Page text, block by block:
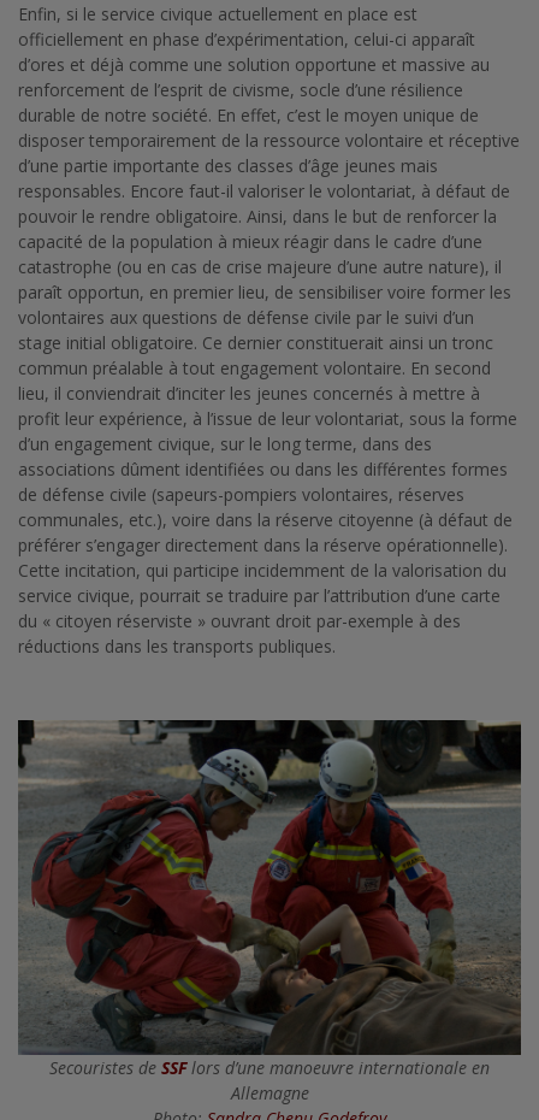
Enfin, si le service civique actuellement en place est
officiellement en phase d’expérimentation, celui-ci apparaît
d’ores et déjà comme une solution opportune et massive au
renforcement de l’esprit de civisme, socle d’une résilience
durable de notre société. En effet, c’est le moyen unique de
disposer temporairement de la ressource volontaire et réceptive
d’une partie importante des classes d’âge jeunes mais
responsables. Encore faut-il valoriser le volontariat, à défaut de
pouvoir le rendre obligatoire. Ainsi, dans le but de renforcer la
capacité de la population à mieux réagir dans le cadre d’une
catastrophe (ou en cas de crise majeure d’une autre nature), il
paraît opportun, en premier lieu, de sensibiliser voire former les
volontaires aux questions de défense civile par le suivi d’un
stage initial obligatoire. Ce dernier constituerait ainsi un tronc
commun préalable à tout engagement volontaire. En second
lieu, il conviendrait d’inciter les jeunes concernés à mettre à
profit leur expérience, à l’issue de leur volontariat, sous la forme
d’un engagement civique, sur le long terme, dans des
associations dûment identifiées ou dans les différentes formes
de défense civile (sapeurs-pompiers volontaires, réserves
communales, etc.), voire dans la réserve citoyenne (à défaut de
préférer s’engager directement dans la réserve opérationnelle).
Cette incitation, qui participe incidemment de la valorisation du
service civique, pourrait se traduire par l’attribution d’une carte
du « citoyen réserviste » ouvrant droit par-exemple à des
réductions dans les transports publiques.
Secouristes de SSFlors d’une manoeuvre internationale en
Allemagne